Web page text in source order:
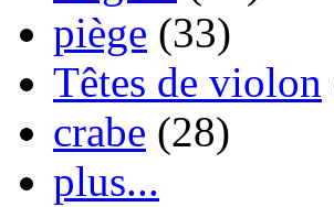
piège (33)
Têtes de violon
crabe (28)
plus...